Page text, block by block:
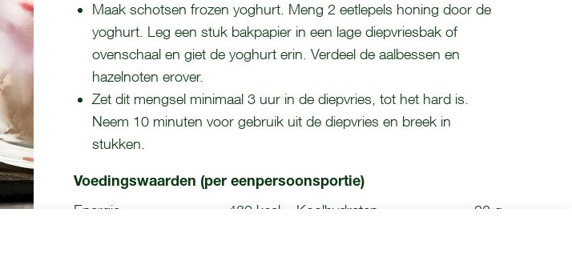
Maak schotsen frozen yoghurt. Meng 2 eetlepels honing door de
yoghurt. Leg een stuk bakpapier in een lage diepvriesbak of
ovenschaal en giet de yoghurt erin. Verdeel de aalbessen en
hazelnoten erover.
Zet dit mengsel minimaal 3 uur in de diepvries, tot het hard is.
Neem 10 minuten voor gebruik uit de diepvries en breek in
stukken.
Voedingswaarden (per eenpersoonsportie)
Energie 430 kcal Koolhydraten
22 g